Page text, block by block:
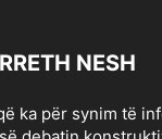
RRETH NESH
ka për synim të